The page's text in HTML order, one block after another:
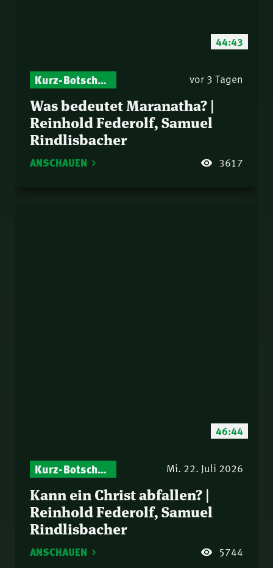
44:43
Kurz-Botschaften – Biblische Impulse mit Zukunft im Blick vor 3 Tagen
Was bedeutet Maranatha? |
Reinhold Federolf, Samuel
Rindlisbacher
ANSCHAUEN 3617
46:44
Kurz-Botschaften – Biblische Impulse mit Zukunft im Blick Mi. 22. Juli 2026
Kann ein Christ abfallen? |
Reinhold Federolf, Samuel
Rindlisbacher
ANSCHAUEN 5744